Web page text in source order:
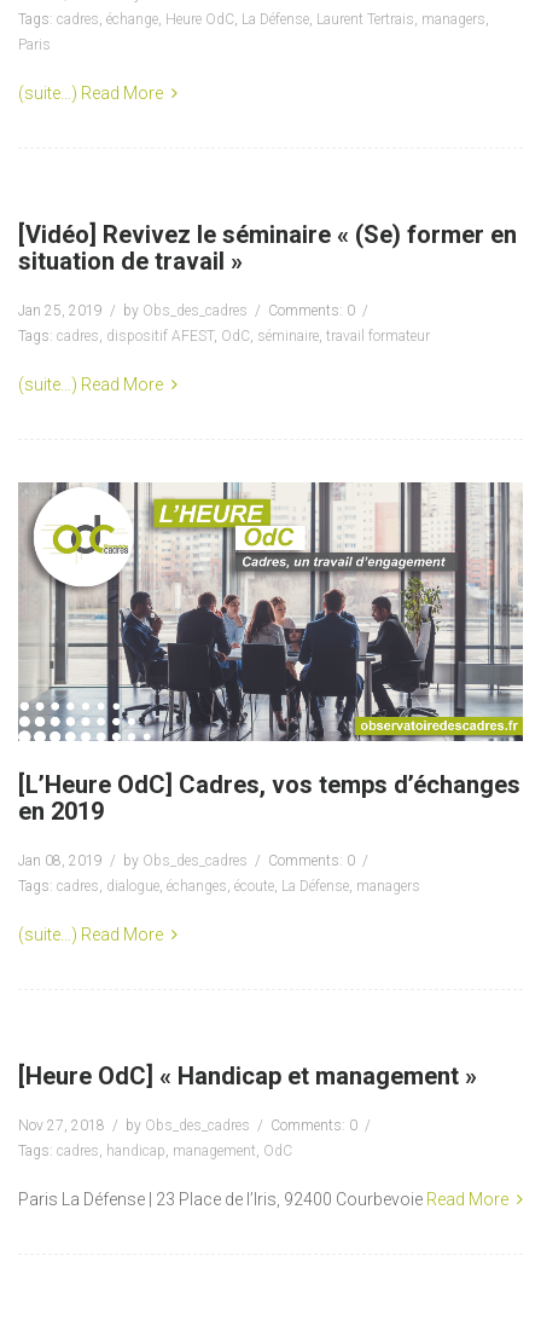
Tags: cadres, échange, Heure OdC, La Défense, Laurent Tertrais, managers,
Paris
(suite…) Read More
[Vidéo] Revivez le séminaire « (Se) former en
situation de travail »
Jan 25, 2019 by Obs_des_cadres
Comments: 0
Tags: cadres, dispositif AFEST, OdC, séminaire, travail formateur
(suite…) Read More
[L’Heure OdC] Cadres, vos temps d’échanges
en 2019
Jan 08, 2019 by Obs_des_cadres
Comments: 0
Tags: cadres, dialogue, échanges, écoute, La Défense, managers
(suite…) Read More
[Heure OdC] « Handicap et management »
Nov 27, 2018 by Obs_des_cadres
Comments: 0
Tags: cadres, handicap, management, OdC
Paris La Défense | 23 Place de l’Iris, 92400 Courbevoie Read More